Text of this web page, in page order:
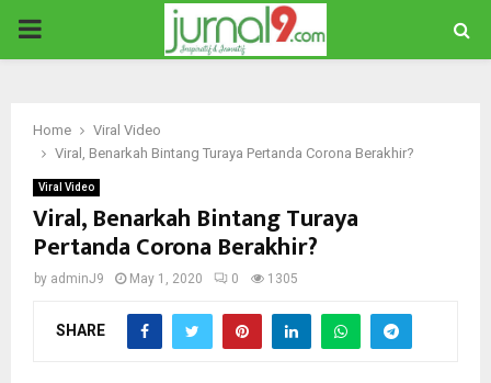
PRIMARY
Home
Viral Video
Viral, Benarkah Bintang Turaya Pertanda Corona Berakhir?
Viral Video
Viral, Benarkah Bintang Turaya
Pertanda Corona Berakhir?
by adminJ9 May 1, 2020 0 1305
SHARE